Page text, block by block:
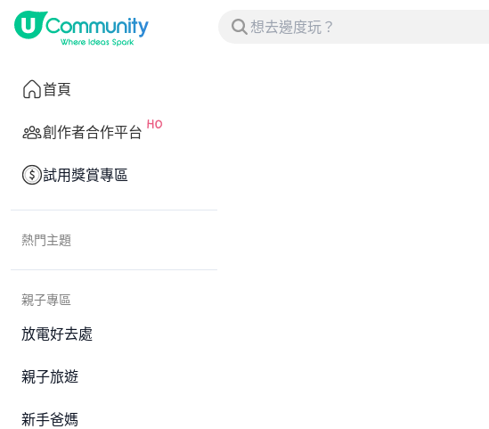
首頁
創作者合作平台
試用獎賞專區
熱門主題
親子專區
放電好去處
親子旅遊
新手爸媽